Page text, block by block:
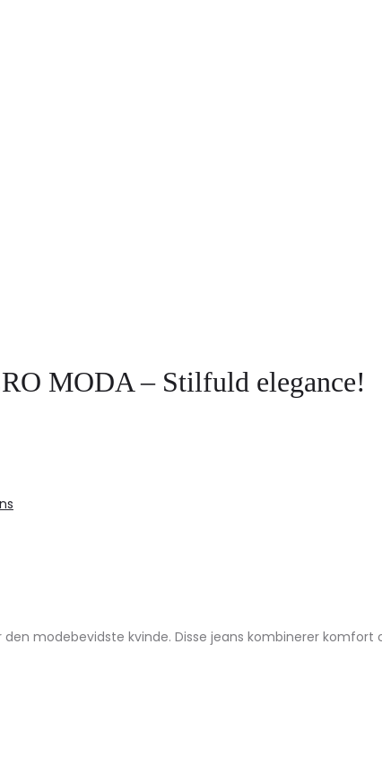
MODA – Stilfuld elegance!
modebevidste kvinde. Disse jeans kombinerer